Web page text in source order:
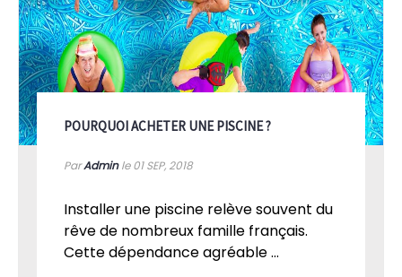
POURQUOI ACHETER UNE PISCINE ?
ParAdminle 01SEP, 2018
Installer une piscine relève souvent du
rêve de nombreux famille français.
Cette dépendance agréable ...